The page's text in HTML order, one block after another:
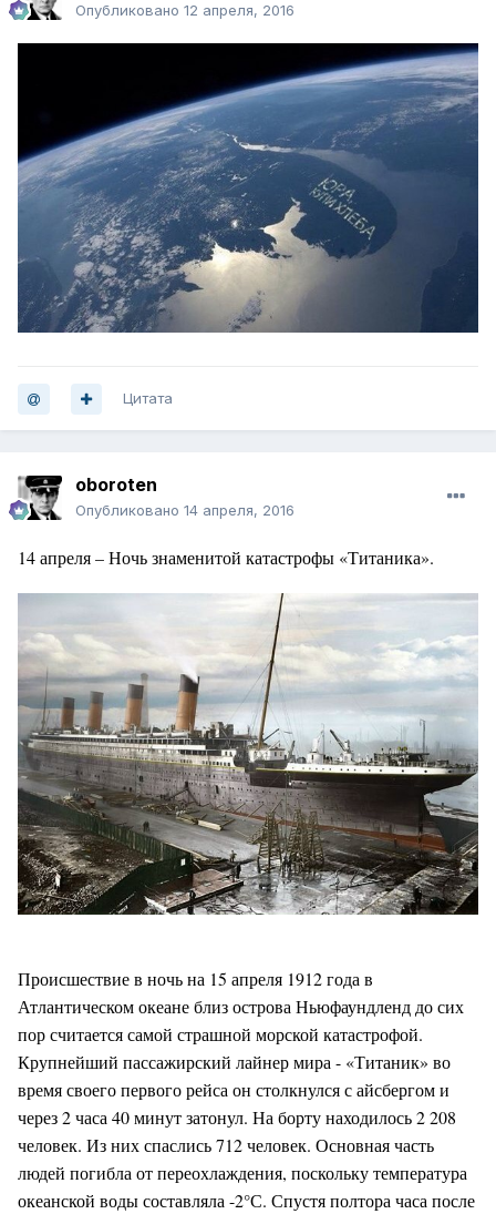
Опубликовано 12 апреля, 2016
Цитата
oboroten
Опубликовано 14 апреля, 2016
14 апреля – Ночь знаменитой катастрофы «Титаника».
Происшествие в ночь на 15 апреля 1912 года в
Атлантическом океане близ острова Ньюфаундленд до сих
пор считается самой страшной морской катастрофой.
Крупнейший пассажирский лайнер мира - «Титаник» во
время своего первого рейса он столкнулся с айсбергом и
через 2 часа 40 минут затонул. На борту находилось 2 208
человек. Из них спаслись 712 человек. Основная часть
людей погибла от переохлаждения, поскольку температура
океанской воды составляла -2°С. Спустя полтора часа после